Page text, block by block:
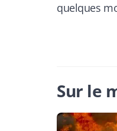
quelques
Sur le